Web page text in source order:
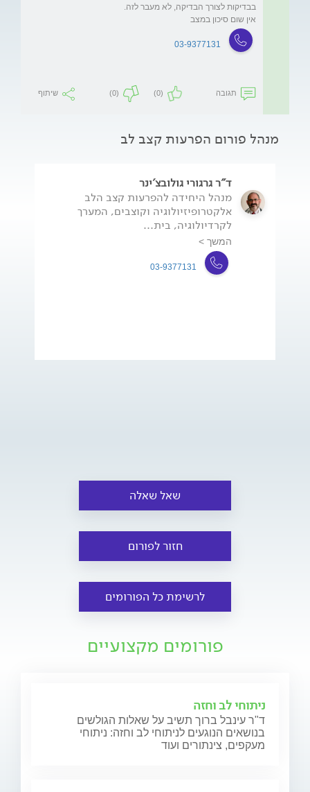
אין שום סיכון במצב
03-9377131
תגובה (0)
(0) שיתוף
מנהל פורום הפרעות קצב לב
ד"ר גרגורי גולובצ'ינר
מנהל היחידה להפרעות קצב הלב
אלקטרופיזיולוגיה וקוצבים, המערך
לקרדיולוגיה, בית...
המשך >
03-9377131
שאל שאלה
חזור לפורום
לרשימת כל הפורומים
פורומים מקצועיים
ניתוחי לב וחזה
ד"ר עינבל ברוך תשיב על שאלות הגולשים
בנושאים הנוגעים לניתוחי לב וחזה: ניתוחי
מעקפים, צינתורים ועוד